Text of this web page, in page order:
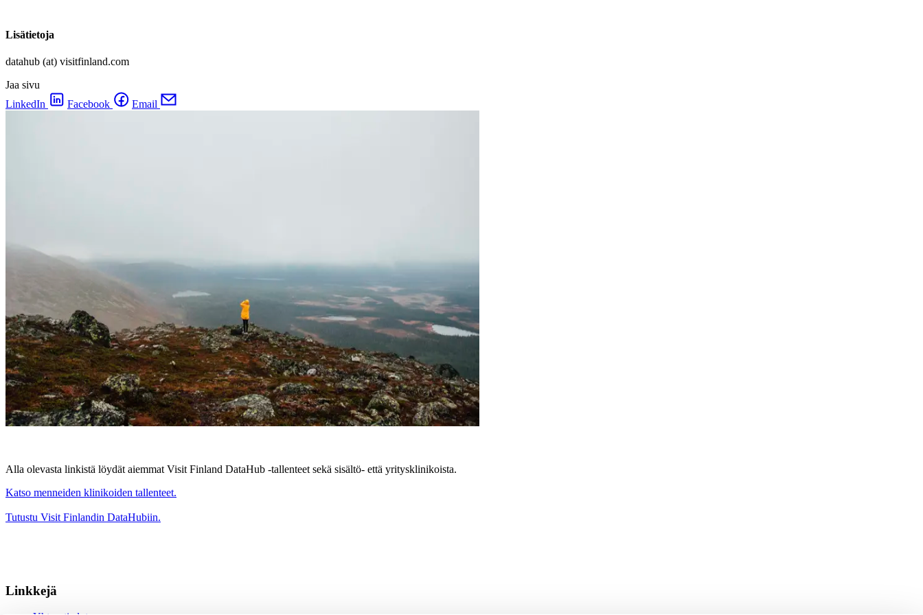
Lisätietoja
datahub (at) visitfinland.com
Jaa sivu
LinkedIn
Facebook Email
Alla olevasta linkistä löydät aiemmat Visit Finland DataHub -tallenteet sekä sisältö- että yritysklinikoista.
Katso menneiden klinikoiden tallenteet.
Tutustu Visit Finlandin DataHubiin.
Linkkejä